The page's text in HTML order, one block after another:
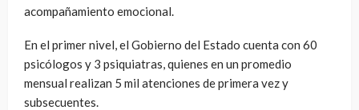
acompañamiento emocional.
En el primer nivel, el Gobierno del Estado cuenta con 60
psicólogos y 3 psiquiatras, quienes en un promedio
mensual realizan 5 mil atenciones de primera vez y
subsecuentes.